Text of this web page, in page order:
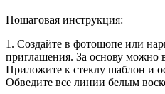
Пошаговая инструкция:
1. Создайте в фотошопе или
приглашения. За основу можно
Приложите к стеклу шаблон и
Обведите все линии белым